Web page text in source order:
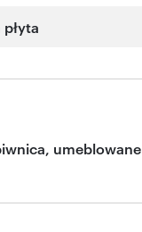
umeblowane